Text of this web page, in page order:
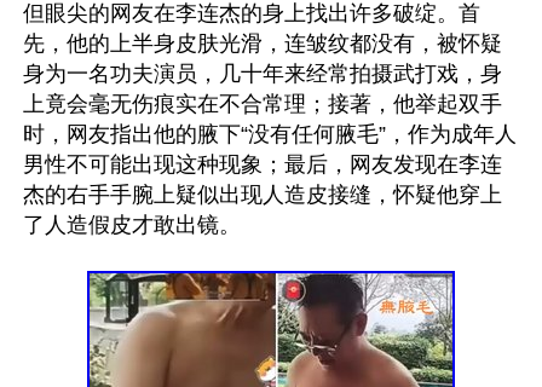
但眼尖的网友在李连杰的身上找出许多破绽。首
先，他的上半身皮肤光滑，连皱纹都没有，被怀疑
身为一名功夫演员，几十年来经常拍摄武打戏，身
上竟会毫无伤痕实在不合常理；接著，他举起双手
时，网友指出他的腋下“没有任何腋毛”，作为成年人
男性不可能出现这种现象；最后，网友发现在李连
杰的右手手腕上疑似出现人造皮接缝，怀疑他穿上
了人造假皮才敢出镜。